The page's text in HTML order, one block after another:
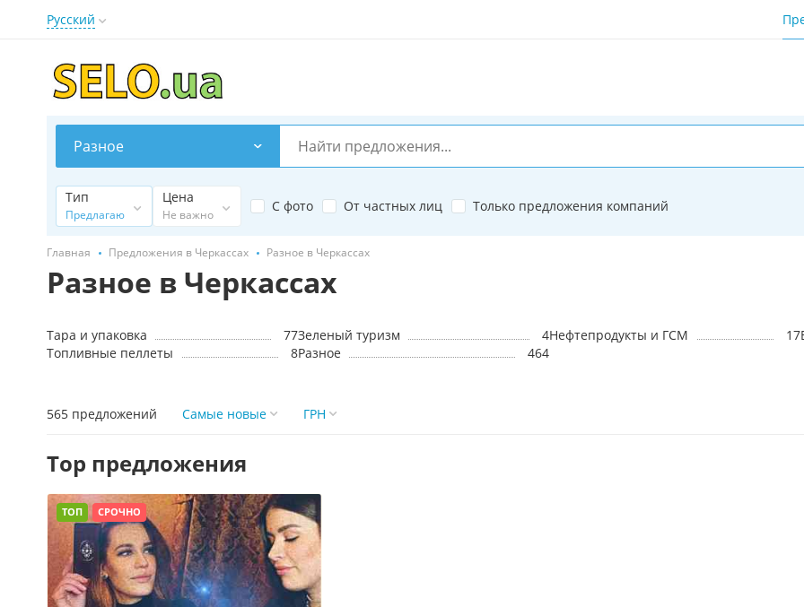
Русский
Разное
Тип
Предлагаю
Цена
Не важно
С фото От частных лиц Только предложения компаний
Главная Предложения в Черкассах Разное в Черкассах
Разное в Черкассах
Тара и упаковка 77Зеленый туризм 4Нефтепродукты и ГСМ 17
Топливные пеллеты
8Разное 464
565 предложений Самые новые ГРН
Top предложения
ТОП СРОЧНО